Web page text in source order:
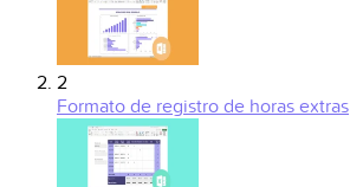
2
Formato de registro de horas extras